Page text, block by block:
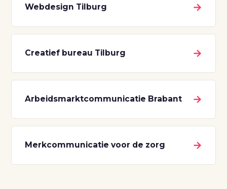
Webdesign Tilburg →
Creatief bureau Tilburg →
Arbeidsmarktcommunicatie Brabant →
Merkcommunicatie voor de zorg →